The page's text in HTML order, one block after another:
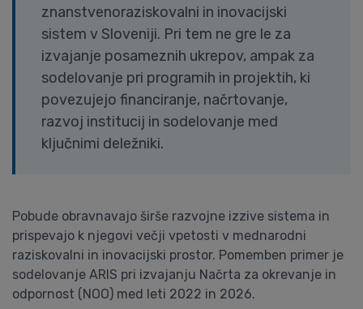
znanstvenoraziskovalni in inovacijski
sistem v Sloveniji. Pri tem ne gre le za
izvajanje posameznih ukrepov, ampak za
sodelovanje pri programih in projektih, ki
povezujejo financiranje, načrtovanje,
razvoj institucij in sodelovanje med
ključnimi deležniki.
Pobude obravnavajo širše razvojne izzive sistema in
prispevajo k njegovi večji vpetosti v mednarodni
raziskovalni in inovacijski prostor. Pomemben primer je
sodelovanje ARIS pri izvajanju Načrta za okrevanje in
odpornost (NOO) med leti 2022 in 2026.